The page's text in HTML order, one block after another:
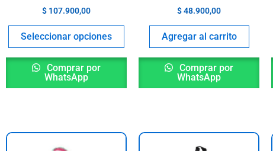
$ 107.900,00
Seleccionar opciones
producto
Comprar por
WhatsApp
$48.900,00
Agregar al carrito
Comprar por
WhatsApp